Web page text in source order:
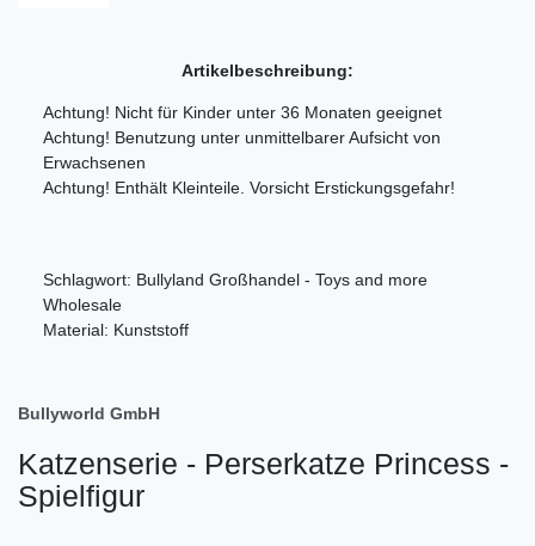
Artikelbeschreibung:
Achtung! Nicht für Kinder unter 36 Monaten geeignet
Achtung! Benutzung unter unmittelbarer Aufsicht von
Erwachsenen
Achtung! Enthält Kleinteile. Vorsicht Erstickungsgefahr!
Schlagwort: Bullyland Großhandel - Toys and more
Wholesale
Material: Kunststoff
Bullyworld GmbH
Katzenserie - Perserkatze Princess -
Spielfigur